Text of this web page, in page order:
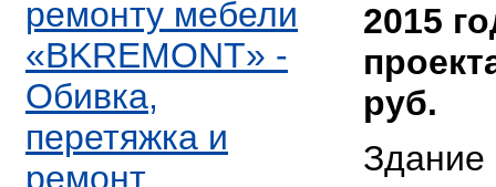
ремонту мебели
«BKREMONT» -
Обивка,
перетяжка и
ремонт
2015
руб.
Здание